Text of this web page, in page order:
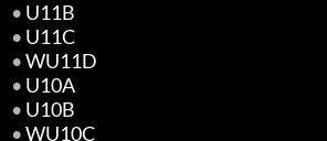
• U11B
• U11C
•WU11D
• U10A
• U10B
•WU10C